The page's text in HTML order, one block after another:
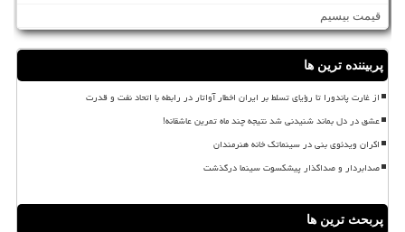
قیمت بیسیم
پربیننده ترین ها
از غارت پاندورا تا رؤیای تسلط بر ایران اخطار آواتار در رابطه با اتحاد نفت و قدرت
عشق در دل بماند شنیدنی شد نتیجه چند ماه تمرین عاشقانه!
اکران ویدئوی بنی در سینماتک خانه هنرمندان
صدابردار و صداگذار پیشکسوت سینما درگذشت
پربحث ترین ها